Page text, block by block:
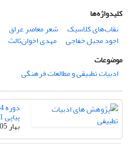
کلیدواژه‌ها
نقاب‌های کلاسیک
شعر معاصر عراق
اجود مجبل خفاجی
مهدی اخوان‌ثالث
موضوعات
ادبیات تطبیقی و مطالعات فرهنگی
پیاپی 1
بهار 1405